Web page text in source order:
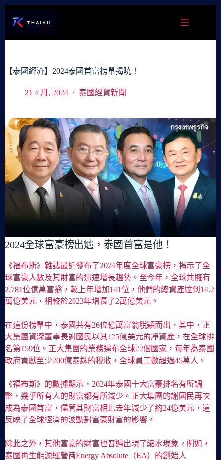
容
【泰國經濟】2024泰國首富榜單揭曉！
21 4 月, 2024 泰國經貿新聞
2024全球富豪榜出爐，泰國首富是他！
《福布斯》雜誌最近發布了2024年度全球富豪榜，揭示了全
球富豪人數及其財富的迅速增長趨勢。至今年，全球共擁有
2,781位億萬富翁，較上年增加141位，他們的總資產達到14.2
萬億美元，相較於2023年增長了2萬億美元。
在這份榜單中，泰國共有26位億萬富翁脫穎而出，其中，正
大集團資深董事長謝國民以其125億美元的凈資產，在全球排
名第159位。正大集團的業務遍布全球22個國家，每年為泰國
政府貢獻至少200億泰銖的稅收，全球員工數超過45萬人。
《福布斯》的數據顯示，2024年泰國十大富豪排名有所調
整，幾乎所有人的財富都有所減少。正大集團的謝國民再次
成為泰國首富，儘管其財富相比去年減少了約24億美元，這
反映了全球經濟的波動對富豪財富的影響。
除此之外，其他富豪的財富也普遍出現了縮水現象。例如，
泰國再生能源運營商Energy Absolute（EA）的創始人